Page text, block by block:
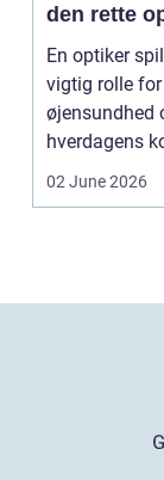
den rette
byen
En optiker
vigtig rolle
øjensundhed
hverdagens
en by som
02 June 2026